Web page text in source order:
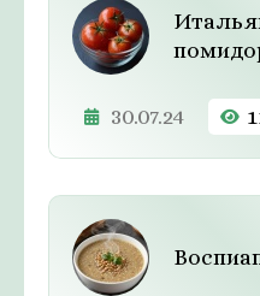
30.07.24